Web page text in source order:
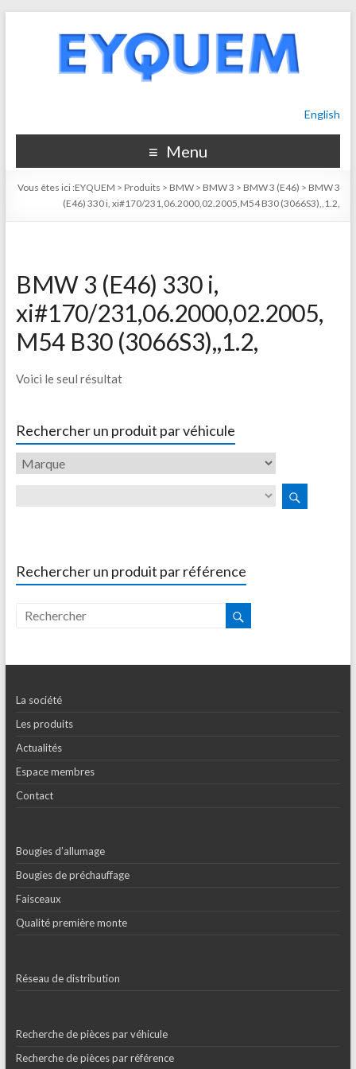
English
Menu
Vous êtes ici :EYQUEM > Produits > BMW > BMW 3 > BMW 3 (E46) > BMW 3
(E46) 330 i, xi#170/231,06.2000,02.2005,M54 B30 (3066S3),,1.2,
BMW 3 (E46) 330 i,
xi#170/231,06.2000,02.2005,
M54 B30 (3066S3),,1.2,
Voici le seul résultat
Rechercher un produit par véhicule
Rechercher un produit par référence
La société
Les produits
Actualités
Espace membres
Contact
Bougies d’allumage
Bougies de préchauffage
Faisceaux
Qualité première monte
Réseau de distribution
Recherche de pièces par véhicule
Recherche de pièces par référence